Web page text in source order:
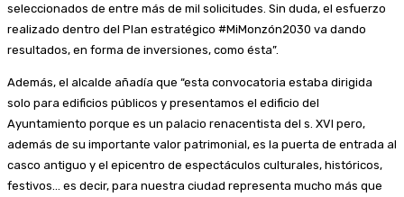
seleccionados de entre más de mil solicitudes. Sin duda, el esfuerzo
realizado dentro del Plan estratégico #MiMonzón2030 va dando
resultados, en forma de inversiones, como ésta”.
Además, el alcalde añadía que “esta convocatoria estaba dirigida
solo para edificios públicos y presentamos el edificio del
Ayuntamiento porque es un palacio renacentista del s. XVI pero,
además de su importante valor patrimonial, es la puerta de entrada al
casco antiguo y el epicentro de espectáculos culturales, históricos,
festivos… es decir, para nuestra ciudad representa mucho más que